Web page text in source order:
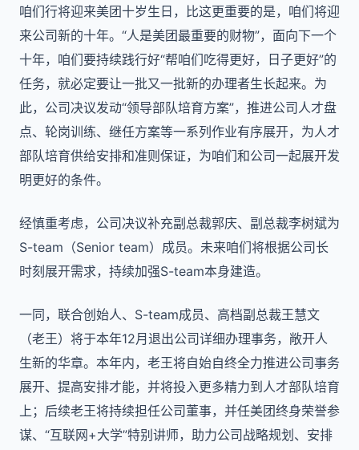
咱们行将迎来美团十岁生日，比这更重要的是，咱们将迎
来公司新的十年。“人是美团最重要的财物”，面向下一个
十年，咱们要持续践行好“帮咱们吃得更好，日子更好”的
任务，就必定要让一批又一批新的办理者生长起来。为
此，公司决议发动“领导部队培育方案”，推进公司人才盘
点、轮岗训练、继任方案等一系列作业有序展开，为人才
部队培育供给安排和准则保证，为咱们和公司一起展开发
明更好的条件。
经慎重考虑，公司决议补充副总裁郭庆、副总裁李树斌为
S-team（Senior team）成员。未来咱们将根据公司长
时刻展开需求，持续加强S-team本身建造。
一同，联合创始人、S-team成员、高档副总裁王慧文
（老王）将于本年12月退出公司详细办理事务，敞开人
生新的华章。本年内，老王将自始自终全力推进公司事务
展开、提高安排才能，并将投入更多精力到人才部队培育
上；后续老王将持续担任公司董事，并任美团终身荣誉参
谋、“互联网+大学”特别讲师，助力公司战略规划、安排